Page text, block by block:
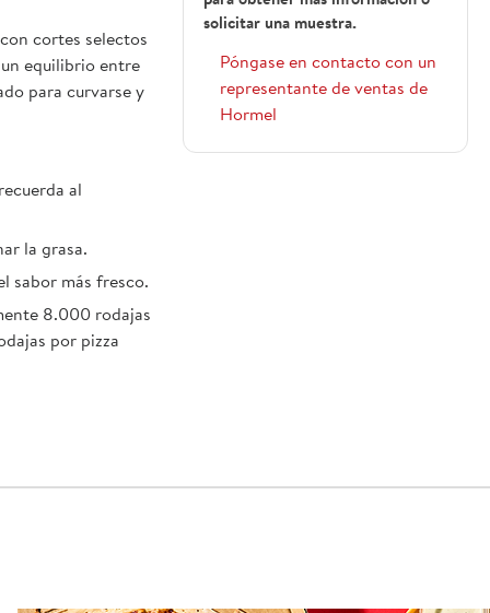
cortes selectos
equilibrio entre
para curvarse y
al
la grasa.
sabor más fresco.
8.000 rodajas
por pizza
solicitar una muestra.
Póngase en contacto con un
representante de ventas de
Hormel